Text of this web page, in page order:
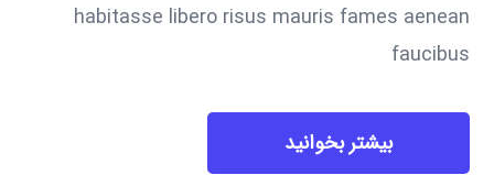
habitasse libero risus mauris fames aenean
faucibus
بیشتر بخوانید